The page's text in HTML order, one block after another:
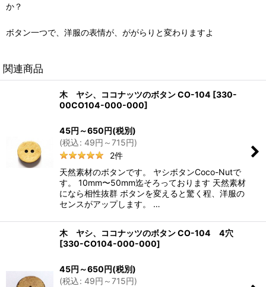
か？
ボタン一つで、洋服の表情が、ががらりと変わりますよ
関連商品
木 ヤシ、ココナッツのボタン CO-104 [330-
00CO104-000-000]
45円 ～650円(税別)
(税込: 49円 ～715円)
2件
天然素材のボタンです。 ヤシボタンCoco-Nutで
す。 10mm〜50mm迄そろっております 天然素材
になら相性抜群 ボタンを変えると驚く程、洋服の
センスがアップします。 …
木 ヤシ、ココナッツのボタン CO-104 4穴
[330-CO104-000-000]
45円 ～650円(税別)
(税込: 49円 ～715円)